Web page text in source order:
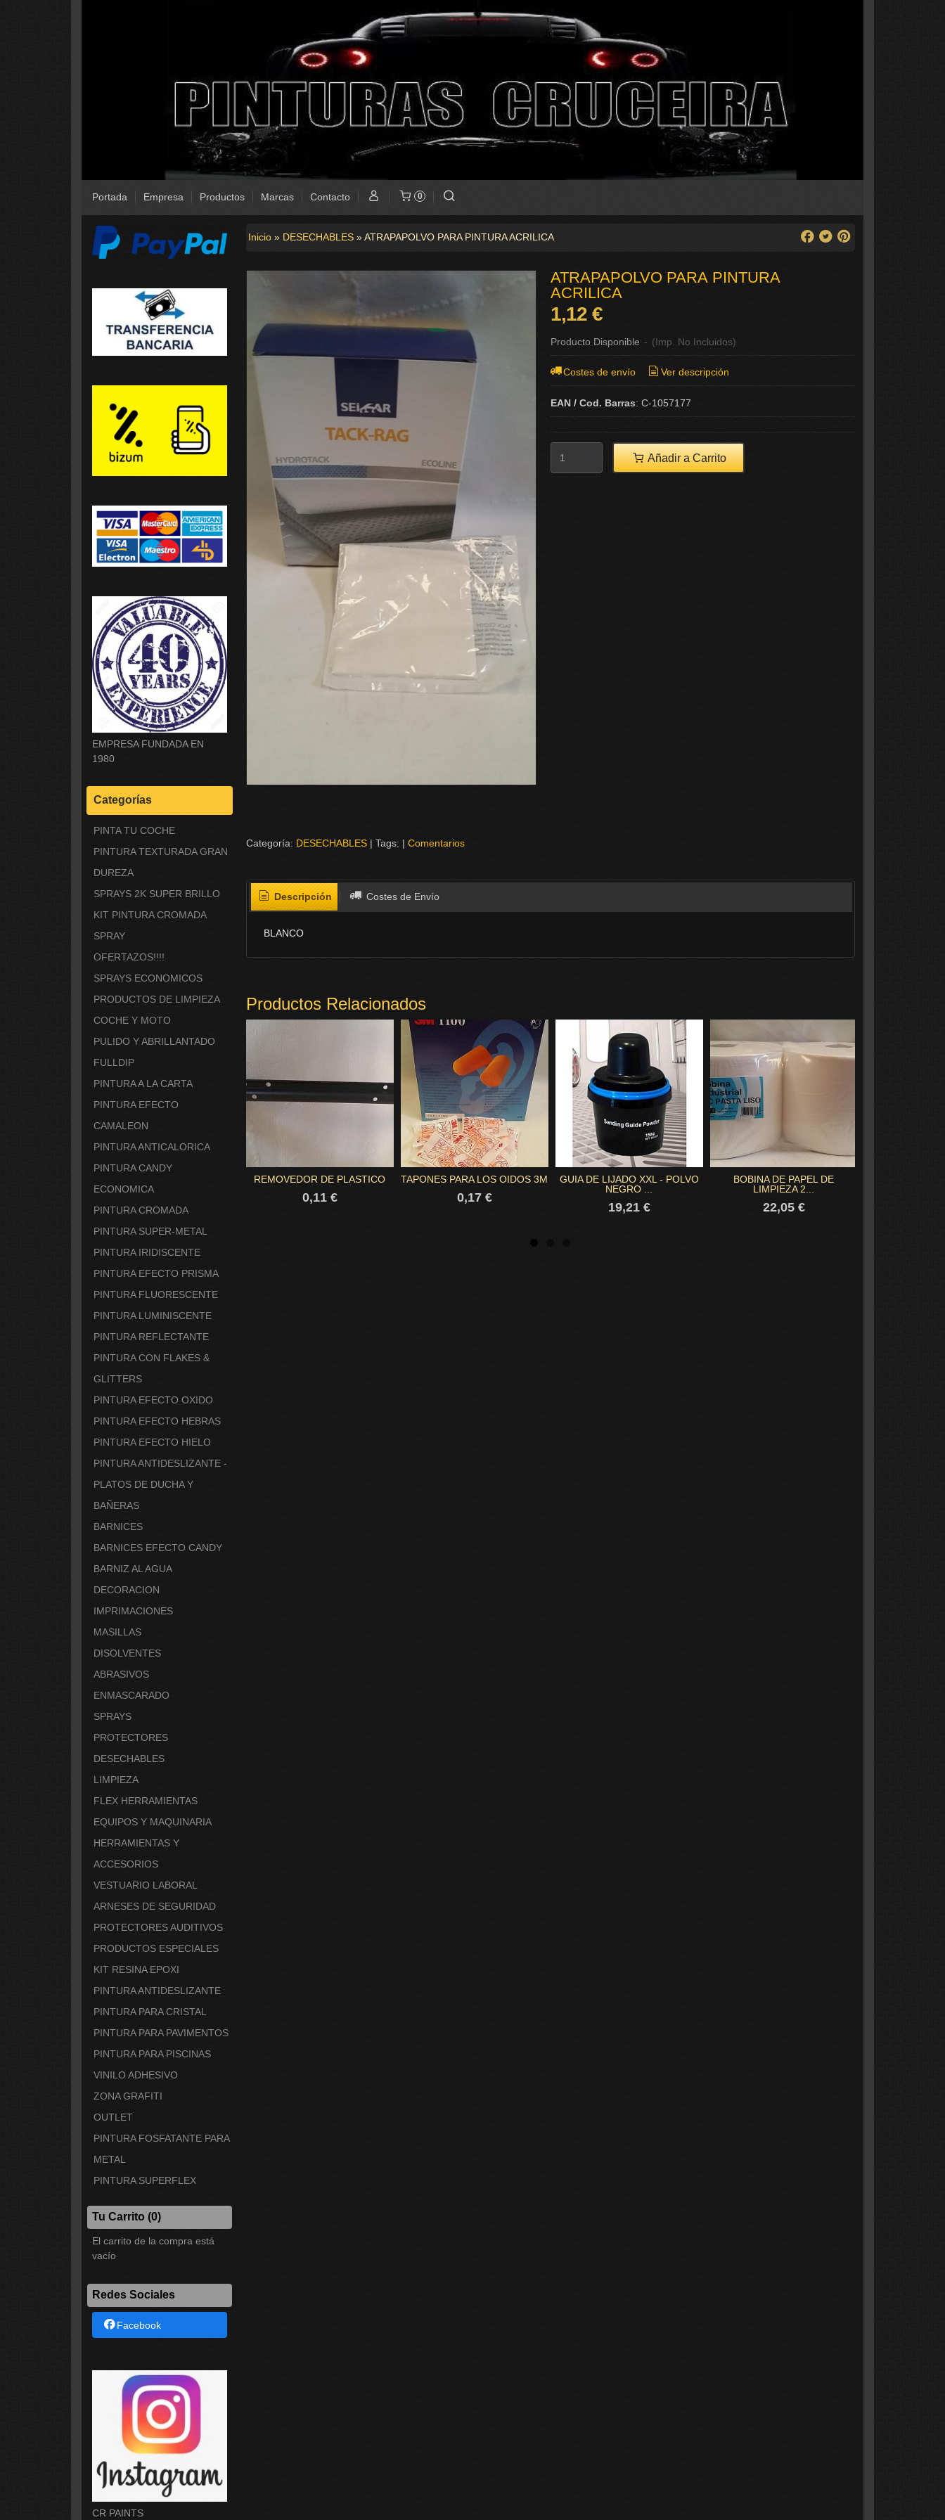
Portada Empresa Productos Marcas Contacto 0
EMPRESA FUNDADA EN
1980
Categorías
PINTA TU COCHE
PINTURA TEXTURADA GRAN
DUREZA
SPRAYS 2K SUPER BRILLO
KIT PINTURA CROMADA
SPRAY
OFERTAZOS!!!!
SPRAYS ECONOMICOS
PRODUCTOS DE LIMPIEZA
COCHE Y MOTO
PULIDO Y ABRILLANTADO
FULLDIP
PINTURA A LA CARTA
PINTURA EFECTO
CAMALEON
PINTURA ANTICALORICA
PINTURA CANDY
ECONOMICA
PINTURA CROMADA
PINTURA SUPER-METAL
PINTURA IRIDISCENTE
PINTURA EFECTO PRISMA
PINTURA FLUORESCENTE
PINTURA LUMINISCENTE
PINTURA REFLECTANTE
PINTURA CON FLAKES &
GLITTERS
PINTURA EFECTO OXIDO
PINTURA EFECTO HEBRAS
PINTURA EFECTO HIELO
PINTURA ANTIDESLIZANTE -
PLATOS DE DUCHA Y
BAÑERAS
BARNICES
BARNICES EFECTO CANDY
BARNIZ AL AGUA
DECORACION
IMPRIMACIONES
MASILLAS
DISOLVENTES
ABRASIVOS
ENMASCARADO
SPRAYS
PROTECTORES
DESECHABLES
LIMPIEZA
FLEX HERRAMIENTAS
EQUIPOS Y MAQUINARIA
HERRAMIENTAS Y
ACCESORIOS
VESTUARIO LABORAL
ARNESES DE SEGURIDAD
PROTECTORES AUDITIVOS
PRODUCTOS ESPECIALES
KIT RESINA EPOXI
PINTURA ANTIDESLIZANTE
PINTURA PARA CRISTAL
PINTURA PARA PAVIMENTOS
PINTURA PARA PISCINAS
VINILO ADHESIVO
ZONA GRAFITI
OUTLET
PINTURA FOSFATANTE PARA
METAL
PINTURA SUPERFLEX
Tu Carrito (0)
El carrito de la compra está
vacío
Redes Sociales
Facebook
CR PAINTS
Inicio» DESECHABLES»ATRAPAPOLVO PARA PINTURA ACRILICA
ATRAPAPOLVO PARA PINTURA
ACRILICA
1,12 €
Producto Disponible - (Imp. No Incluidos)
Costes de envío Ver descripción
EAN / Cod. Barras: C-1057177
Añadir a Carrito
Categoría: DESECHABLES| Tags: | Comentarios
Descripción Costes de Envío
BLANCO
Productos Relacionados
REMOVEDOR DE PLASTICO
0,11 €
TAPONES PARA LOS OIDOS 3M
0,17 €
GUIA DE LIJADO XXL - POLVO
NEGRO ...
19,21 €
BOBINA DE PAPEL DE
LIMPIEZA 2...
22,05 €